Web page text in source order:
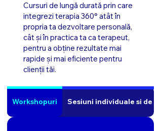
Cursuri de lungă durată prin care
integrezi terapia 360° atât în
propria ta dezvoltare personală,
cât și în practica ta ca terapeut,
pentru a obține rezultate mai
rapide și mai eficiente pentru
clienții tăi.
Workshopuri Sesiuni individuale si de